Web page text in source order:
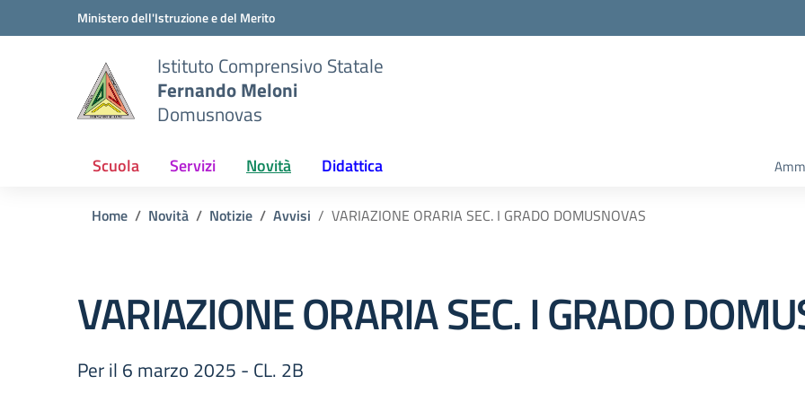
Vai ai contenuti
Vai al menu di navigazioneMinistero dell'Istruzione e del Merito
Istituto Comprensivo Statale
Fernando Meloni
Domusnovas
Scuola Servizi Novità Didattica
Home Novità Notizie Avvisi VARIAZIONE ORARIA SEC. I GRADO DOMUSNOVAS
VARIAZIONE ORARIA SEC. I GRADO
Per il 6 marzo 2025 - CL. 2B